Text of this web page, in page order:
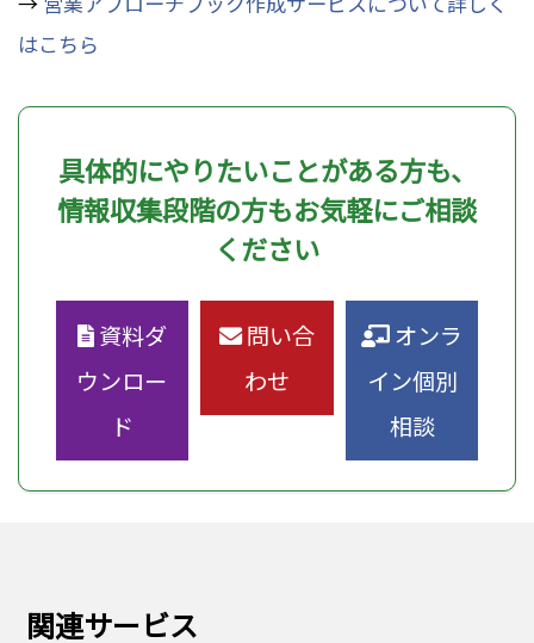
はこちら
具体的にやりたいことがある方も、
情報収集段階の方もお気軽にご相談
ください
資料ダ
ウンロー
ド
問い合
わせ
オンラ
イン個別
相談
関連サービス